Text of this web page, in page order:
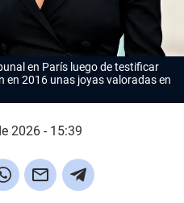
en París luego de testificar
en 2016 unas joyas valoradas en
2026 - 15:39